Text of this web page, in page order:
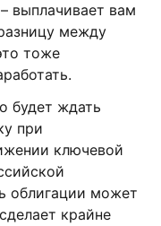
выплачивает вам
между
тоже
будет ждать
при
ключевой
облигации может
крайне